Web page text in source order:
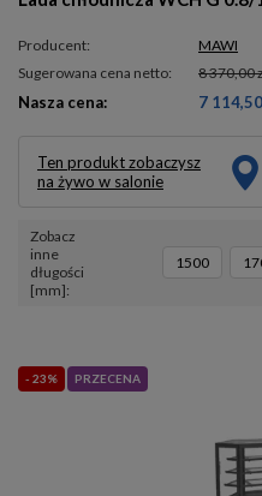
Producent:
MAWI
Sugerowana cena netto:
8 370,00
Nasza cena: 7
Ten produkt zobaczysz
na żywo w salonie
Zobacz
inne
długości
[mm]
1500
- 23% PRZECENA